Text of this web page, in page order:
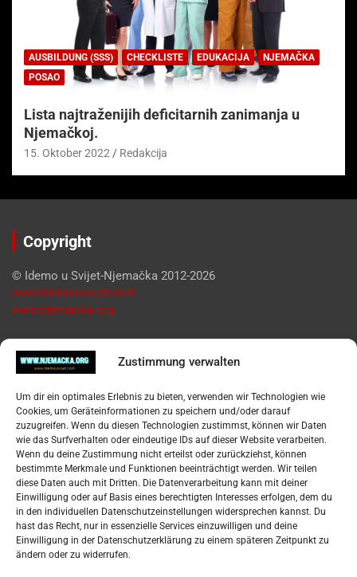
Zustimmung verwalten
Um dir ein optimales Erlebnis zu bieten, verwenden wir Technologien wie
Cookies, um Geräteinformationen zu speichern und/oder darauf
zuzugreifen. Wenn du diesen Technologien zustimmst, können wir Daten
wie das Surfverhalten oder eindeutige IDs auf dieser Website verarbeiten.
Wenn du deine Zustimmung nicht erteilst oder zurückziehst, können
bestimmte Merkmale und Funktionen beeinträchtigt werden. Wir teilen
diese Daten auch mit Dritten. Die Datenverarbeitung kann mit deiner
Einwilligung oder auf Basis eines berechtigten Interesses erfolgen, dem du
in den individuellen Datenschutzeinstellungen widersprechen kannst. Du
hast das Recht, nur in essenzielle Services einzuwilligen und deine
Einwilligung in der Datenschutzerklärung zu einem späteren Zeitpunkt zu
ändern oder zu widerrufen.
AUSBILDUNG (SSS) CHECKLISTE EDUKACIJA
NJEMAČKA
POSAO
Lista najtraženijih deficitarnih zanimanja u
Njemačkoj.
15. Oktober 2022 Redakcija
Copyright
© Idemo u Svijet-Njemačka 2012-2026
www.idemousvijet.com
www.njemacka.org
Pregled
Datenschutzerklärung
Widerufsbelehrung
Oglašavanje / Postavite svoj oglas
Tko je “Idemo u Svijet – Njemačka?
Pretražite stranicu:
S